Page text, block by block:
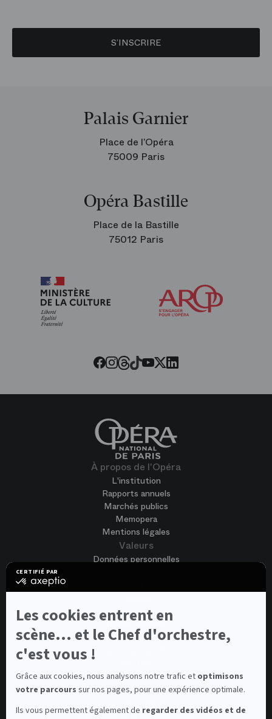
CERTIFIÉ PAR
certifié
En
plus
Axeptio
Les cookies entrent en
scène... et le Chef d'orchestre,
c'est vous !
Grâce aux cookies, nous analysons notre trafic et optimisons
votre parcours sur nos pages, pour une expérience optimale.
Ils vous permettent également de regarder des vidéos et de
S’INSCRIRE
Palais Garnier
Place de l’Opéra
75009 Paris
Opéra Bastille
Place de la Bastille
75012 Paris
Facebook
Instagram
Threads
Tiktok
Youtube
Twitter
LinkedIn
À propos de l'Opéra
L'institution
Rapports annuels
Marchés publics
Memopera
Mentions légales
Valeurs
Données personnelles
Nous rejoindre
Offres d'emploi
Candidature spontanée
Concours et auditions
Contacts
Contacts spectateurs et visiteurs
Médiateur de la consommation